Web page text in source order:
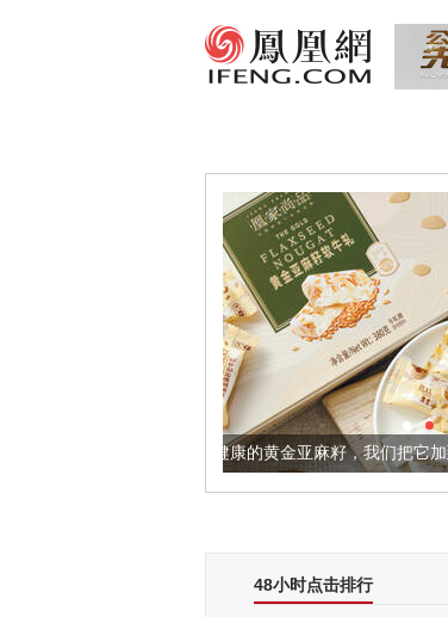
让身体更健康的黄金亚麻籽，我们把它加到了牛轧糖里
48小时点击排行